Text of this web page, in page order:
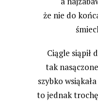
że nie do
Ciągle siąpił
tak
szybko
to jednak